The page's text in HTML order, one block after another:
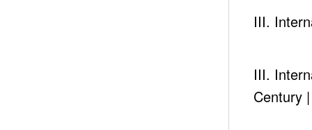
III.
III.
Century